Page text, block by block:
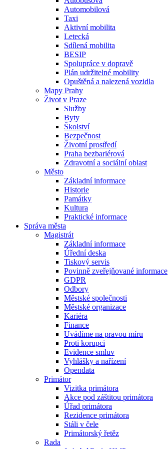
Automobilová
Taxi
Aktivní mobilita
Letecká
Sdílená mobilita
BESIP
Spolupráce v dopravě
Plán udržitelné mobility
Opuštěná a nalezená vozidla
Mapy Prahy
Život v Praze
Služby
Byty
Školství
Bezpečnost
Životní prostředí
Praha bezbariérová
Zdravotní a sociální oblast
Město
Základní informace
Historie
Památky
Kultura
Praktické informace
Správa města
Magistrát
Základní informace
Úřední deska
Tiskový servis
Povinně zveřejňované informace
GDPR
Odbory
Městské společnosti
Městské organizace
Kariéra
Finance
Uvádíme na pravou míru
Proti korupci
Evidence smluv
Vyhlášky a nařízení
Opendata
Primátor
Vizitka primátora
Akce pod záštitou primátora
Úřad primátora
Rezidence primátora
Stáli v čele
Primátorský řetěz
Rada